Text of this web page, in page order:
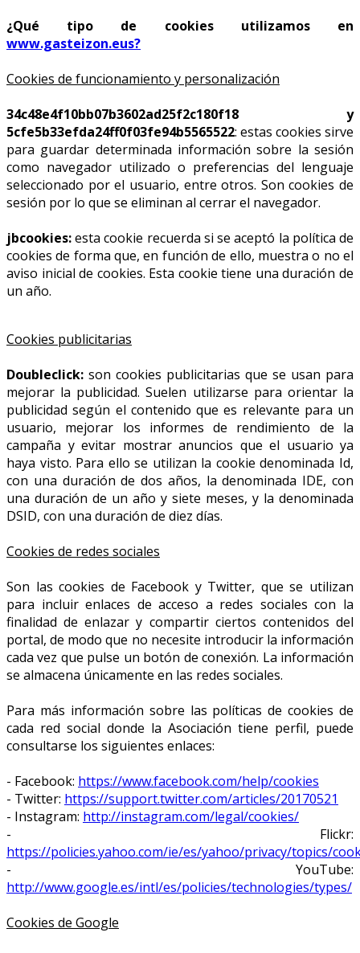
¿Qué tipo de cookies utilizamos en
www.gasteizon.eus?
Cookies de funcionamiento y personalización
34c48e4f10bb07b3602ad25f2c180f18 y
5cfe5b33efda24ff0f03fe94b5565522: estas cookies sirve
para guardar determinada información sobre la sesión
como navegador utilizado o preferencias del lenguaje
seleccionado por el usuario, entre otros. Son cookies de
sesión por lo que se eliminan al cerrar el navegador.
jbcookies:esta cookie recuerda si se aceptó la política de
cookies de forma que, en función de ello, muestra o no el
aviso inicial de cookies. Esta cookie tiene una duración de
un año.
Cookies publicitarias
Doubleclick: son cookies publicitarias que se usan para
mejorar la publicidad. Suelen utilizarse para orientar la
publicidad según el contenido que es relevante para un
usuario, mejorar los informes de rendimiento de la
campaña y evitar mostrar anuncios que el usuario ya
haya visto. Para ello se utilizan la cookie denominada Id,
con una duración de dos años, la denominada IDE, con
una duración de un año y siete meses, y la denominada
DSID, con una duración de diez días.
Cookies de redes sociales
Son las cookies de Facebook y Twitter, que se utilizan
para incluir enlaces de acceso a redes sociales con la
finalidad de enlazar y compartir ciertos contenidos del
portal, de modo que no necesite introducir la información
cada vez que pulse un botón de conexión. La información
se almacena únicamente en las redes sociales.
Para más información sobre las políticas de cookies de
cada red social donde la Asociación tiene perfil, puede
consultarse los siguientes enlaces:
- Facebook: https://www.facebook.com/help/cookies
- Twitter: https://support.twitter.com/articles/20170521
- Instagram: http://instagram.com/legal/cookies/
- Flickr:
https://policies.yahoo.com/ie/es/yahoo/privacy/topics/
- YouTube:
http://www.google.es/intl/es/policies/technologies/types/
Cookies de Google